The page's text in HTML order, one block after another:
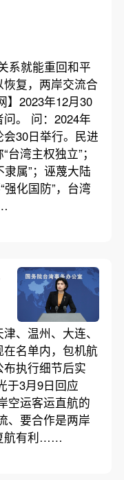
系就能重回和平
复，两岸交流合
2023年12月30
。 问：2024年
30日举行。民进
湾主权独立”；
隶属”；诬蔑大陆
强化国防”，台湾
、温州、大连、
名单内，包机航
执行细节后实
于3月9日回应
空运客运直航的
、要合作是两岸
航有利……